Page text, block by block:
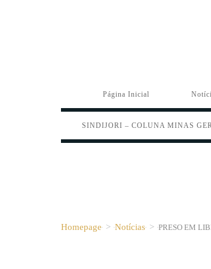
Página Inicial
SINDIJORI – COLUNA MINAS
Homepage > Notícias > PRESO EM